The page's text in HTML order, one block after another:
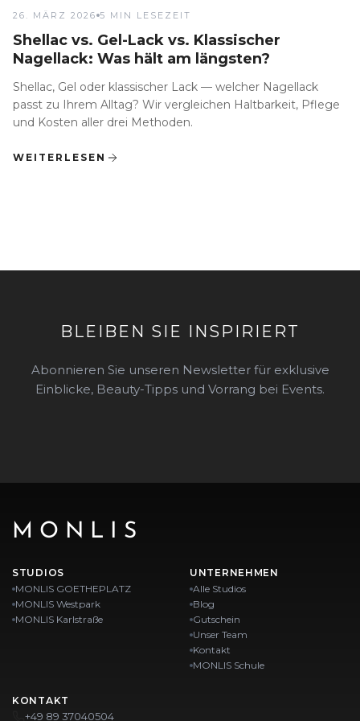
26. MÄRZ 2026 5 MIN LESEZEIT
Shellac vs. Gel-Lack vs. Klassischer
Nagellack: Was hält am längsten?
Shellac, Gel oder klassischer Lack — welcher Nagellack
passt zu Ihrem Alltag? Wir vergleichen Haltbarkeit, Pflege
und Kosten aller drei Methoden.
WEITERLESEN
BLEIBEN SIE INSPIRIERT
Abonnieren Sie unseren Newsletter für exklusive
Einblicke, Beauty-Tipps und Vorrang bei Events.
MONLIS
STUDIOS
MONLIS GOETHEPLATZ
MONLIS Westpark
MONLIS Karlstraße
UNTERNEHMEN
Alle Studios
Blog
Gutschein
Unser Team
Kontakt
MONLIS Schule
KONTAKT
+49 89 37040504